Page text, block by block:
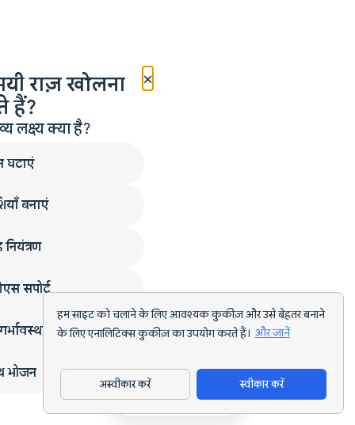
हम साइट को चलाने के लिए आवश्यक कुकीज़ और उसे बेहतर बनाने
के लिए एनालिटिक्स कुकीज़ का उपयोग करते हैं। और जानें
अस्वीकार करें स्वीकार करें
ऐप डाउनलोड करें
×
राज़ खोलना
हैं?
लक्ष्य क्या है?
घटाएं
बनाएं
सपोर्ट
भोजन